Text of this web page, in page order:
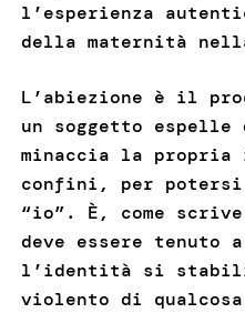
l’esperienza
della maternità
L’abiezione è il
un soggetto espelle
minaccia la
confini, per potersi
“io”. È, come
deve essere tenuto
l’identità si
violento di qualcosa